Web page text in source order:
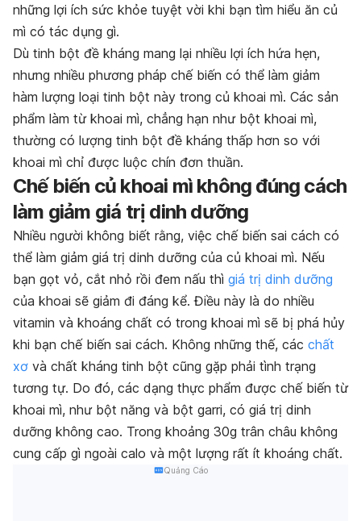
những lợi ích sức khỏe tuyệt vời khi bạn tìm hiểu ăn củ
mì có tác dụng gì.
Dù tinh bột đề kháng mang lại nhiều lợi ích hứa hẹn,
nhưng nhiều phương pháp chế biến có thể làm giảm
hàm lượng loại tinh bột này trong củ khoai mì. Các sản
phẩm làm từ khoai mì, chẳng hạn như bột khoai mì,
thường có lượng tinh bột đề kháng thấp hơn so với
khoai mì chỉ được luộc chín đơn thuần.
Chế biến củ khoai mì không đúng cách
làm giảm giá trị dinh dưỡng
Nhiều người không biết rằng, việc chế biến sai cách có
thể làm giảm giá trị dinh dưỡng của củ khoai mì. Nếu
bạn gọt vỏ, cắt nhỏ rồi đem nấu thì giá trị dinh dưỡng
của khoai sẽ giảm đi đáng kể. Điều này là do nhiều
vitamin và khoáng chất có trong khoai mì sẽ bị phá hủy
khi bạn chế biến sai cách. Không những thế, các chất
xơ và chất kháng tinh bột cũng gặp phải tình trạng
tương tự. Do đó, các dạng thực phẩm được chế biến từ
khoai mì, như bột năng và bột garri, có giá trị dinh
dưỡng không cao. Trong khoảng 30g trân châu không
cung cấp gì ngoài calo và một lượng rất ít khoáng chất.
Quảng Cáo